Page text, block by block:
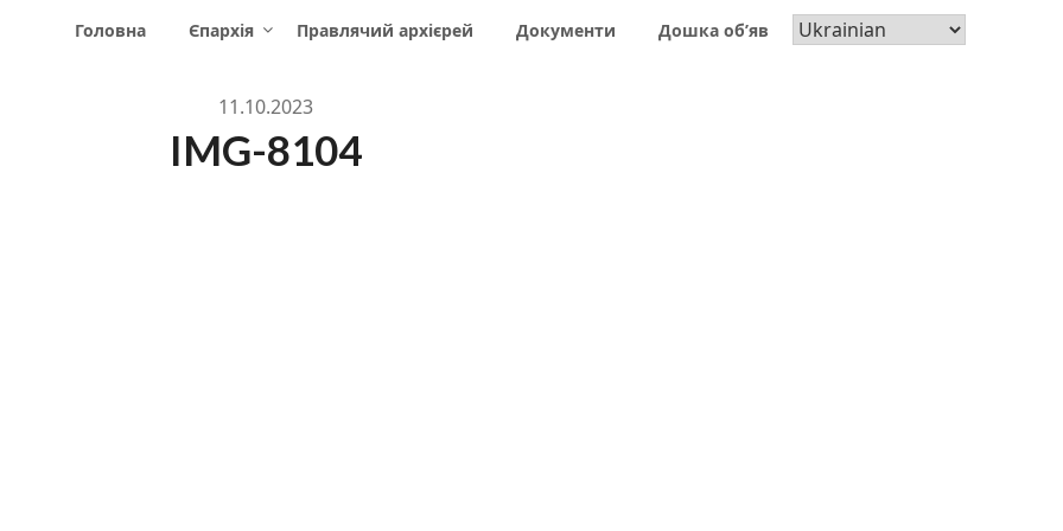
Головна Єпархія Правлячий архієрей Документи Дошка об’яв
11.10.2023
IMG-8104